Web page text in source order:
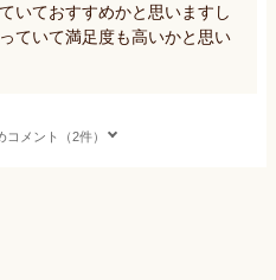
いておすすめかと思いますし
ていて満足度も高いかと思い
メント（2件）